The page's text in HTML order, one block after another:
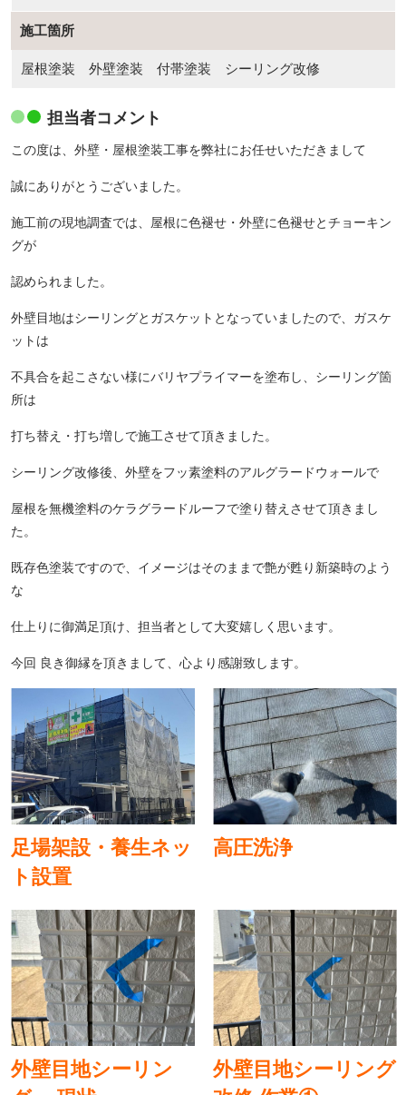
施工箇所
屋根塗装 外壁塗装 付帯塗装 シーリング改修
担当者コメント
この度は、外壁・屋根塗装工事を弊社にお任せいただきまして
誠にありがとうございました。
施工前の現地調査では、屋根に色褪せ・外壁に色褪せとチョーキン
グが
認められました。
外壁目地はシーリングとガスケットとなっていましたので、ガスケ
ットは
不具合を起こさない様にバリヤプライマーを塗布し、シーリング箇
所は
打ち替え・打ち増しで施工させて頂きました。
シーリング改修後、外壁をフッ素塗料のアルグラードウォールで
屋根を無機塗料のケラグラードルーフで塗り替えさせて頂きまし
た。
既存色塗装ですので、イメージはそのままで艶が甦り新築時のよう
な
仕上りに御満足頂け、担当者として大変嬉しく思います。
今回 良き御縁を頂きまして、心より感謝致します。
足場架設・養生ネッ
ト設置
高圧洗浄
外壁目地シーリン
外壁目地シーリング